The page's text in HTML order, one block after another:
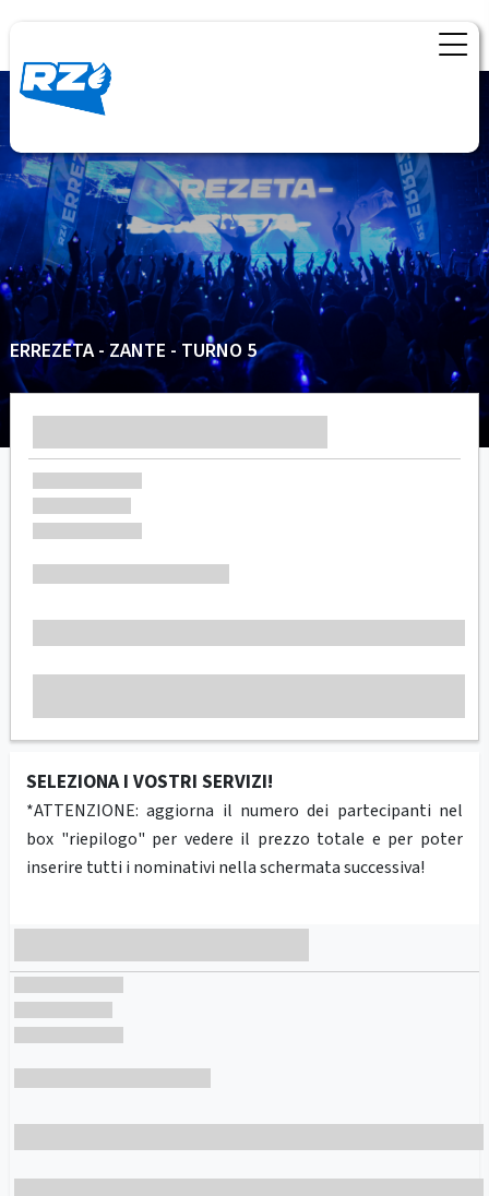
ERREZETA - ZANTE - TURNO 5
SELEZIONA I VOSTRI SERVIZI!
*ATTENZIONE: aggiorna il numero dei partecipanti nel
box "riepilogo" per vedere il prezzo totale e per poter
inserire tutti i nominativi nella schermata successiva!